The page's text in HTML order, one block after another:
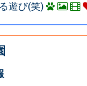
遊び(笑)